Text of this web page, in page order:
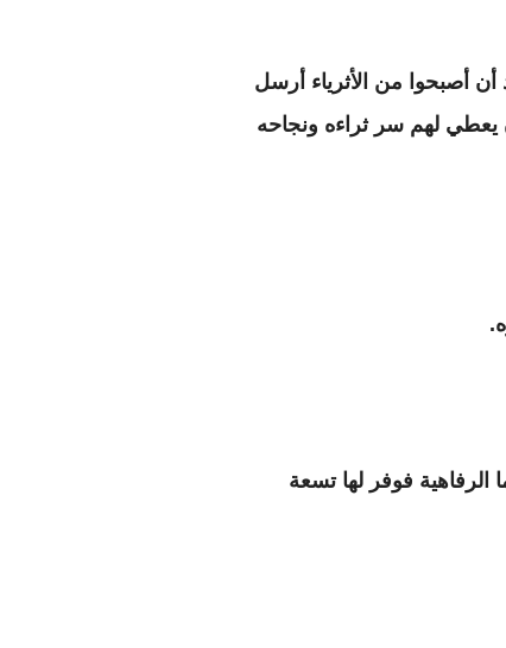
أن أصبحوا من الأثرياء أرسل
يعطي لهم سر ثراءه ونجاحه
الرفاهية فوفر لها تسعة